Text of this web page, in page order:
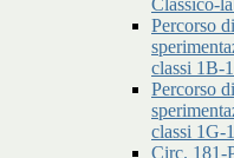
Classico-
Percorso
classi 1B-
Percorso
classi 1G-
Circ. 181-